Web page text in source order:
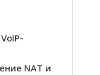
NAT и